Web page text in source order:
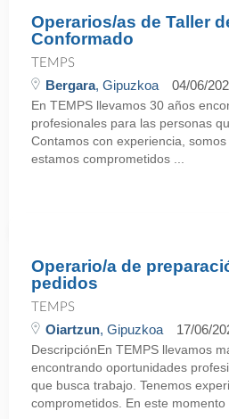
Operarios/as de Taller
Conformado
TEMPS
Bergara, Gipuzkoa 04/06/
En TEMPS llevamos 30 años
profesionales para las personas
Contamos con experiencia,
estamos comprometidos ...
Operario/a de
pedidos
TEMPS
Oiartzun, Gipuzkoa 17/06/
DescripciónEn TEMPS llevamos
encontrando oportunidades
que busca trabajo. Tenemos
comprometidos. En este momento